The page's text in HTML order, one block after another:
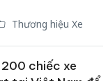
Thương hiệu Xe
chiếc xe